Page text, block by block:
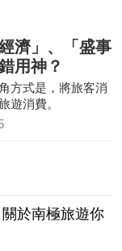
濟」、「盛事
用神？
方式是，將旅客消
遊消費。
於南極旅遊你